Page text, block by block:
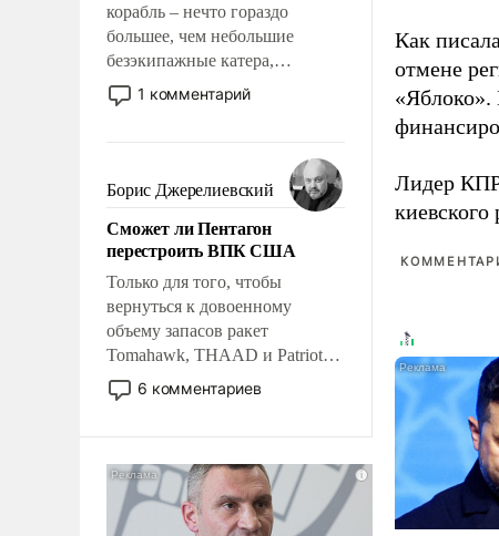
корабль – нечто гораздо
большее, чем небольшие
безэкипажные катера,
применение которых уже
стало обыденностью. Задача по
сложна и амбициозна. Однако
и ее реализация радикально
поднимет наши боевые
возможности.
1 комментарий
Борис Джерелиевский
Сможет ли Пентагон
перестроить ВПК США
Только для того, чтобы
вернуться к довоенному
объему запасов ракет
Tomahawk, THAAD и Patriot
США потребуется более трех
лет. Даже небольшая война с
Сложившаяся ситуация
означает многолетний период
уязвимости США, например,
6 комментариев
Как
отмене
«Яблоко».
Лидер